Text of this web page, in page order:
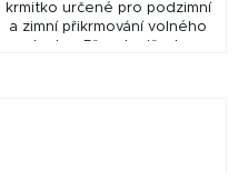
krmitko určené pro podzimní
a zimní přikrmování volného